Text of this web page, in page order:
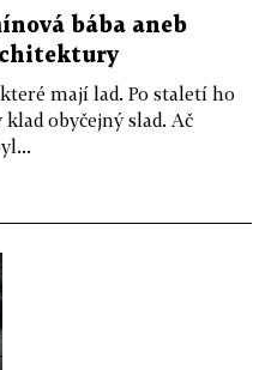
bába aneb
mají lad. Po staletí ho
obyčejný slad. Ač